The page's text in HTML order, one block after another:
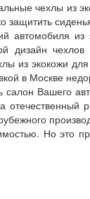
чехлы из
защитить
автомобиля
дизайн
из экокожи
в Москве
салон Вашего
Но это